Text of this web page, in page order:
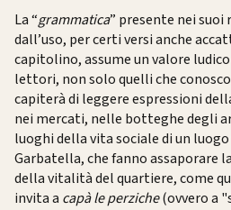
La “grammatica” presente nei
dall’uso, per certi versi anche
capitolino, assume un valore
lettori, non solo quelli che
capiterà di leggere espressioni
nei mercati, nelle botteghe degli
luoghi della vita sociale di un
Garbatella, che fanno assaporare
della vitalità del quartiere, come
invita a capà le perziche(ovvero a